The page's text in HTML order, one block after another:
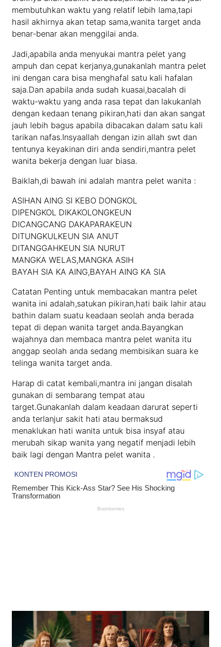
membutuhkan waktu yang relatif lebih lama,tapi
hasil akhirnya akan tetap sama,wanita target anda
benar-benar akan menggilai anda.
Jadi,apabila anda menyukai mantra pelet yang
ampuh dan cepat kerjanya,gunakanlah mantra pelet
ini dengan cara bisa menghafal satu kali hafalan
saja.Dan apabila anda sudah kuasai,bacalah di
waktu-waktu yang anda rasa tepat dan lakukanlah
dengan kedaan tenang pikiran,hati dan akan sangat
jauh lebih bagus apabila dibacakan dalam satu kali
tarikan nafas.Insyaallah dengan izin allah swt dan
tentunya keyakinan diri anda sendiri,mantra pelet
wanita bekerja dengan luar biasa.
Baiklah,di bawah ini adalah mantra pelet wanita :
ASIHAN AING SI KEBO DONGKOL
DIPENGKOL DIKAKOLONGKEUN
DICANGCANG DAKAPARAKEUN
DITUNGKULKEUN SIA ANUT
DITANGGAHKEUN SIA NURUT
MANGKA WELAS,MANGKA ASIH
BAYAH SIA KA AING,BAYAH AING KA SIA
Catatan Penting untuk membacakan mantra pelet
wanita ini adalah,satukan pikiran,hati baik lahir atau
bathin dalam suatu keadaan seolah anda berada
tepat di depan wanita target anda.Bayangkan
wajahnya dan membaca mantra pelet wanita itu
anggap seolah anda sedang membisikan suara ke
telinga wanita target anda.
Harap di catat kembali,mantra ini jangan disalah
gunakan di sembarang tempat atau
target.Gunakanlah dalam keadaan darurat seperti
anda terlanjur sakit hati atau bermaksud
menaklukan hati wanita untuk bisa insyaf atau
merubah sikap wanita yang negatif menjadi lebih
baik lagi dengan Mantra pelet wanita .